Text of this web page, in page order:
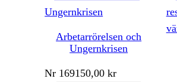
Arbetarrörelsen och
Ungernkrisen
Nr 169150,00kr